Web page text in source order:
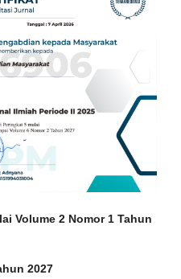
Volume 2 Nomor 1 Tahun
2027